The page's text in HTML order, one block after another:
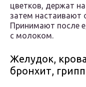
цветков, держат
затем настаивают
Принимают после
с молоком.
Желудок,
бронхит,